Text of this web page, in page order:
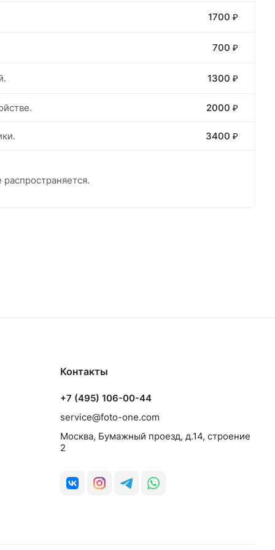
1700 ₽
700 ₽
1300 ₽
2000 ₽
3400 ₽
Контакты
+7 (495) 106-00-44
service@foto-one.com
Москва, Бумажный проезд, д.14, строение
2